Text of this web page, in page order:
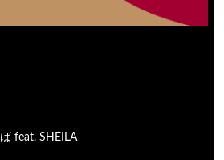
feat. SHEILA